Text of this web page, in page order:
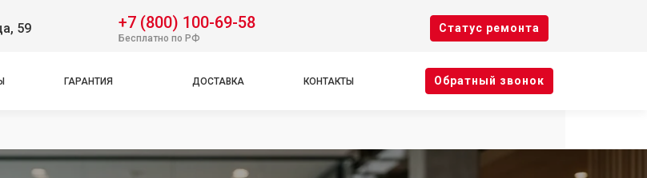
59 +7 (800) 100-69-58
Бесплатно по РФ
Cтатус ремонта
ГАРАНТИЯ ДОСТАВКА КОНТАКТЫ Oбратный звонок